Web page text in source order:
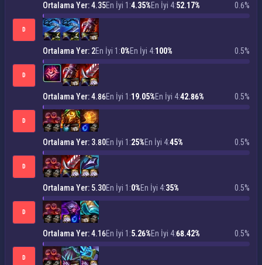
Ortalama Yer: 4.35En İyi 1:4.35%En İyi 4:52.17% 0.6%
D
Ortalama Yer: 2En İyi 1:0%En İyi 4:100% 0.5%
D
Ortalama Yer: 4.86En İyi 1:19.05%En İyi 4:42.86% 0.5%
D
Ortalama Yer: 3.80En İyi 1:25%En İyi 4:45% 0.5%
D
Ortalama Yer: 5.30En İyi 1:0%En İyi 4:35% 0.5%
D
Ortalama Yer: 4.16En İyi 1:5.26%En İyi 4:68.42% 0.5%
D